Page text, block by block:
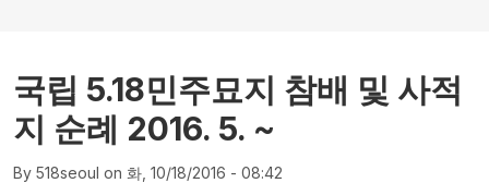
국립 5.18민주묘지 참배 및 사적
지 순례 2016. 5. ~
By 518seoul on 화, 10/18/2016 - 08:42